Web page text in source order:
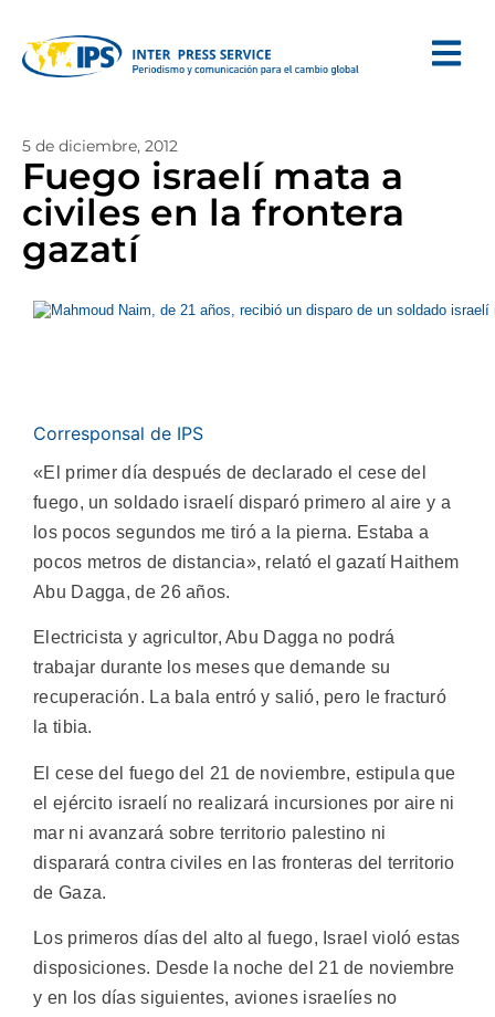
5 de diciembre, 2012
Fuego israelí mata a
civiles en la frontera
gazatí
Corresponsal de IPS
«El primer día después de declarado el cese del
fuego, un soldado israelí disparó primero al aire y a
los pocos segundos me tiró a la pierna. Estaba a
pocos metros de distancia», relató el gazatí Haithem
Abu Dagga, de 26 años.
Electricista y agricultor, Abu Dagga no podrá
trabajar durante los meses que demande su
recuperación. La bala entró y salió, pero le fracturó
la tibia.
El cese del fuego del 21 de noviembre, estipula que
el ejército israelí no realizará incursiones por aire ni
mar ni avanzará sobre territorio palestino ni
disparará contra civiles en las fronteras del territorio
de Gaza.
Los primeros días del alto al fuego, Israel violó estas
disposiciones. Desde la noche del 21 de noviembre
y en los días siguientes, aviones israelíes no